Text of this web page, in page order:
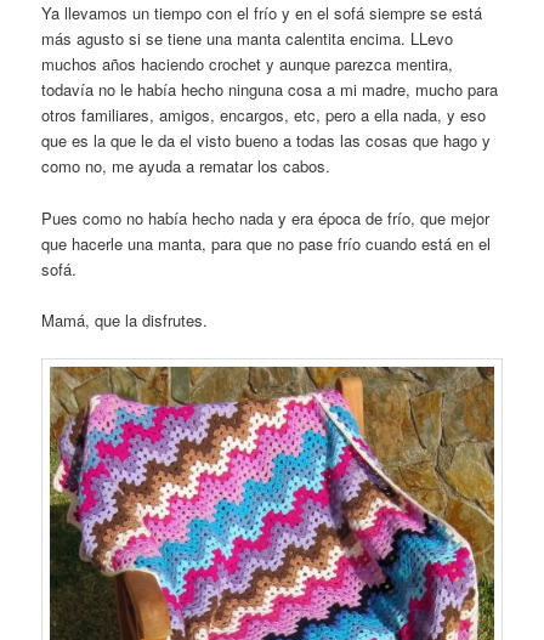
Ya llevamos un tiempo con el frío y en el sofá siempre se está
más agusto si se tiene una manta calentita encima. LLevo
muchos años haciendo crochet y aunque parezca mentira,
todavía no le había hecho ninguna cosa a mi madre, mucho para
otros familiares, amigos, encargos, etc, pero a ella nada, y eso
que es la que le da el visto bueno a todas las cosas que hago y
como no, me ayuda a rematar los cabos.
Pues como no había hecho nada y era época de frío, que mejor
que hacerle una manta, para que no pase frío cuando está en el
sofá.
Mamá, que la disfrutes.